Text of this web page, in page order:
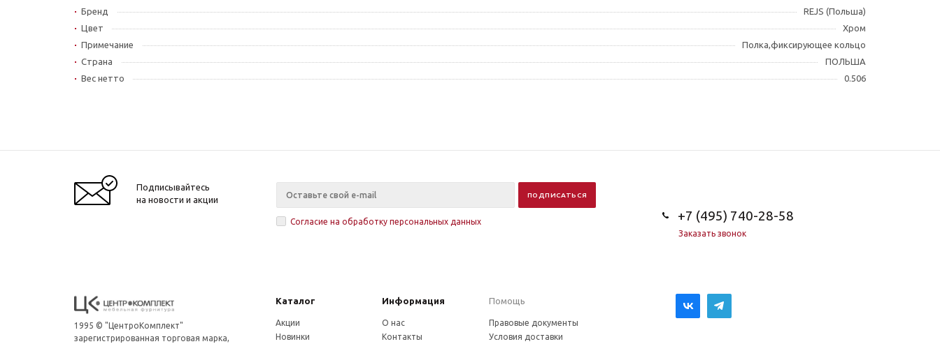
Бренд
REJS (Польша)
Цвет
Хром
Примечание
Полка,фиксирующее кольцо
Страна
ПОЛЬША
Вес нетто
0.506
Подписывайтесь
на новости и акции
Согласие на обработку персональных данных +7 (495) 740-28-58
Заказать звонок
1995 © "ЦентроКомплект"
зарегистрированная торговая марка,
Каталог Информация Помощь
Акции
Новинки
О нас
Контакты
Правовые документы
Условия доставки